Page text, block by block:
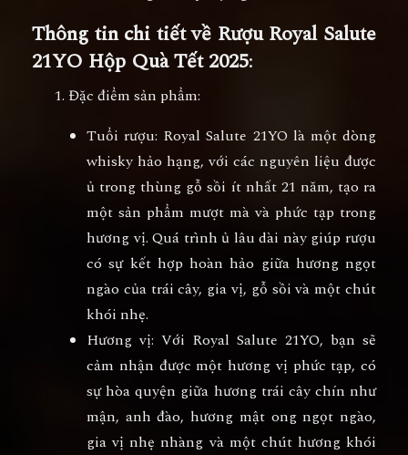
Thông tin chi tiết về Rượu Royal Salute
21YO Hộp Quà Tết 2025:
Đặc điểm sản phẩm:
Tuổi rượu: Royal Salute 21YO là một dòng
whisky hảo hạng, với các nguyên liệu được
ủ trong thùng gỗ sồi ít nhất 21 năm, tạo ra
một sản phẩm mượt mà và phức tạp trong
hương vị. Quá trình ủ lâu dài này giúp rượu
có sự kết hợp hoàn hảo giữa hương ngọt
ngào của trái cây, gia vị, gỗ sồi và một chút
khói nhẹ.
Hương vị: Với Royal Salute 21YO, bạn sẽ
cảm nhận được một hương vị phức tạp, có
sự hòa quyện giữa hương trái cây chín như
mận, anh đào, hương mật ong ngọt ngào,
gia vị nhẹ nhàng và một chút hương khói